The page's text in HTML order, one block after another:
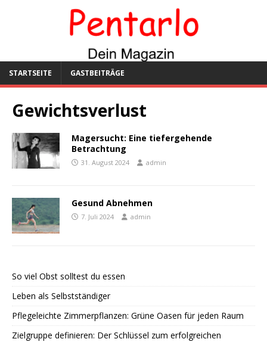
STARTSEITE GASTBEITRÄGE
Gewichtsverlust
Magersucht: Eine tiefergehende
Betrachtung
31. August 2024 admin
Gesund Abnehmen
7. Juli 2024 admin
So viel Obst solltest du essen
Leben als Selbstständiger
Pflegeleichte Zimmerpflanzen: Grüne Oasen für jeden Raum
Zielgruppe definieren: Der Schlüssel zum erfolgreichen